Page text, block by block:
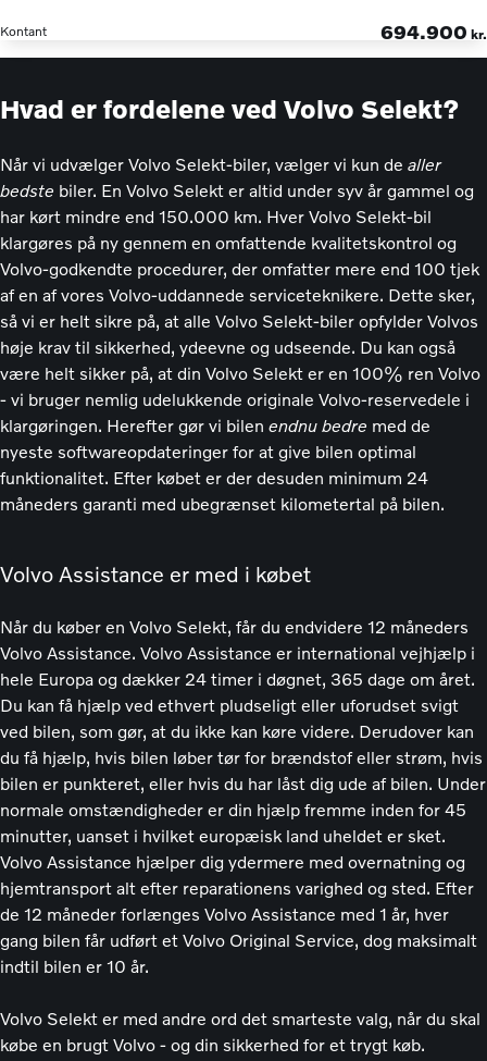
Kontant 694.900 kr.
Hvad er fordelene ved Volvo Selekt?
Når vi udvælger Volvo Selekt-biler, vælger vi kun de aller
bedste biler. En Volvo Selekt er altid under syv år gammel og
har kørt mindre end 150.000 km. Hver Volvo Selekt-bil
klargøres på ny gennem en omfattende kvalitetskontrol og
Volvo-godkendte procedurer, der omfatter mere end 100 tjek
af en af vores Volvo-uddannede serviceteknikere. Dette sker,
så vi er helt sikre på, at alle Volvo Selekt-biler opfylder Volvos
høje krav til sikkerhed, ydeevne og udseende. Du kan også
være helt sikker på, at din Volvo Selekt er en 100% ren Volvo
- vi bruger nemlig udelukkende originale Volvo-reservedele i
klargøringen. Herefter gør vi bilen endnu bedre med de
nyeste softwareopdateringer for at give bilen optimal
funktionalitet. Efter købet er der desuden minimum 24
måneders garanti med ubegrænset kilometertal på bilen.
Volvo Assistance er med i købet
Når du køber en Volvo Selekt, får du endvidere 12 måneders
Volvo Assistance. Volvo Assistance er international vejhjælp i
hele Europa og dækker 24 timer i døgnet, 365 dage om året.
Du kan få hjælp ved ethvert pludseligt eller uforudset svigt
ved bilen, som gør, at du ikke kan køre videre. Derudover kan
du få hjælp, hvis bilen løber tør for brændstof eller strøm, hvis
bilen er punkteret, eller hvis du har låst dig ude af bilen. Under
normale omstændigheder er din hjælp fremme inden for 45
minutter, uanset i hvilket europæisk land uheldet er sket.
Volvo Assistance hjælper dig ydermere med overnatning og
hjemtransport alt efter reparationens varighed og sted. Efter
de 12 måneder forlænges Volvo Assistance med 1 år, hver
gang bilen får udført et Volvo Original Service, dog maksimalt
indtil bilen er 10 år.
Volvo Selekt er med andre ord det smarteste valg, når du skal
købe en brugt Volvo - og din sikkerhed for et trygt køb.